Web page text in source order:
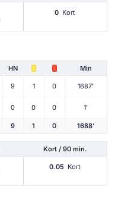
0 Kort
HN Min
9 1 0 1687'
0 0 0 1'
9 1 0 1688'
Kort / 90 min.
0.05 Kort